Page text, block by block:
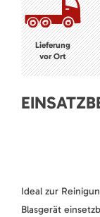
Lieferung
vor Ort
Ideal zur
Blasgerät